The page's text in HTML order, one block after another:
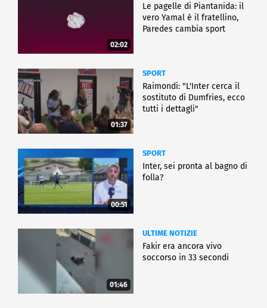
02:02
Le pagelle di Piantanida: il
vero Yamal è il fratellino,
Paredes cambia sport
01:37
SPORT
Raimondi: "L'Inter cerca il
sostituto di Dumfries, ecco
tutti i dettagli"
00:51
SPORT
Inter, sei pronta al bagno di
folla?
01:46
ULTIME NOTIZIE
Fakir era ancora vivo
soccorso in 33 secondi